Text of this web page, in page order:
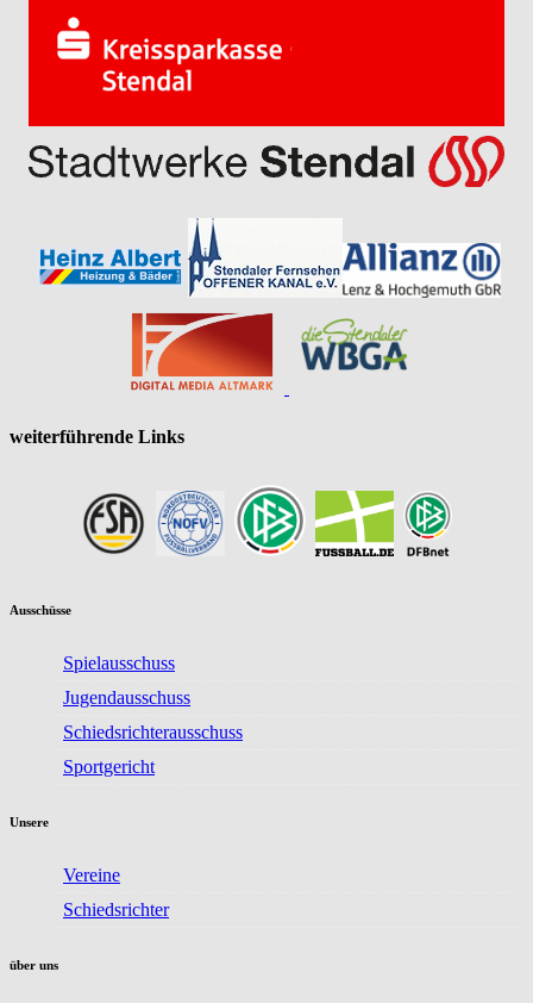
weiterführende Links
Ausschüsse
Spielausschuss
Jugendausschuss
Schiedsrichterausschuss
Sportgericht
Unsere
Vereine
Schiedsrichter
über uns